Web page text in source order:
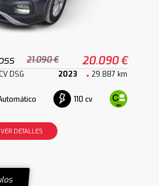
21.090 € 20.090 €
DSG 2023 29.887 km
110 cv
VER DETALLES